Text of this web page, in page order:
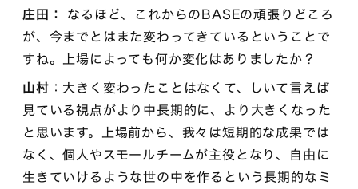
庄田： なるほど、これからのBASEの頑張りどころ
が、今までとはまた変わってきているということで
すね。上場によっても何か変化はありましたか？
山村 ：大きく変わったことはなくて、しいて言えば
見ている視点がより中長期的に、より大きくなった
と思います。上場前から、我々は短期的な成果では
なく、個人やスモールチームが主役となり、自由に
生きていけるような世の中を作るという長期的なミ